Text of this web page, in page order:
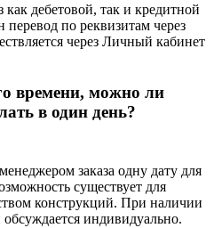
дебетовой, так и кредитной
по реквизитам через
через Личный кабинет
времени, можно ли
в один день?
заказа одну дату для
существует для
конструкций. При наличии
обсуждается индивидуально.